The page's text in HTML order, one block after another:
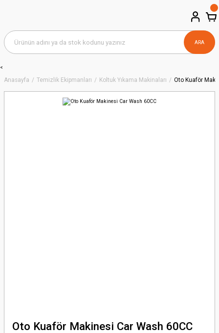
ARA
<
Anasayfa Temizlik Ekipmanları Koltuk Yıkama Makinaları Oto Kuaför
Oto Kuaför Makinesi Car Wash 60CC